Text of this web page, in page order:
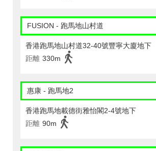
FUSION - 跑馬地山村道
香港跑馬地山村道32-40號豐寧大廈地下
距離 330m
惠康 - 跑馬地2
香港跑馬地載德街雅怡閣2-4號地下
距離 90m